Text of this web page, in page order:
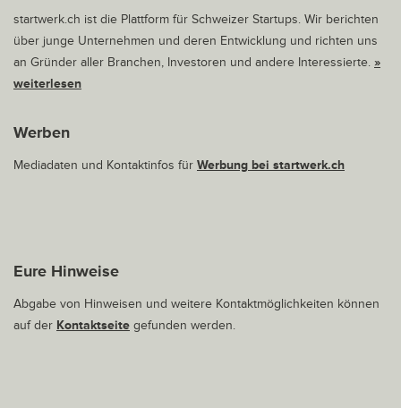
startwerk.ch ist die Plattform für Schweizer Startups. Wir berichten
über junge Unternehmen und deren Entwicklung und richten uns
an Gründer aller Branchen, Investoren und andere Interessierte. »
weiterlesen
Werben
Mediadaten und Kontaktinfos für Werbung bei startwerk.ch
Eure Hinweise
Abgabe von Hinweisen und weitere Kontaktmöglichkeiten können
auf der Kontaktseite gefunden werden.